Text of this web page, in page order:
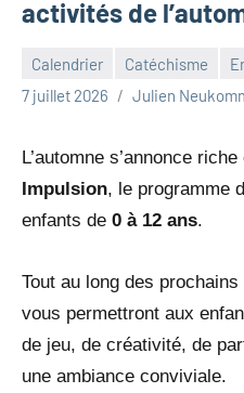
activités de
Calendrier Catéchisme
7 juillet 2026
Julien
L’automne s’annonce
Impulsion, le programme
enfants de 0 à 12 ans.
Tout au long des
vous permettront aux
de jeu, de créativité, de
une ambiance conviviale.